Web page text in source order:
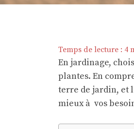
Temps de lecture : 4
En jardinage,
plantes. En
terre de jardin, et
mieux à vos